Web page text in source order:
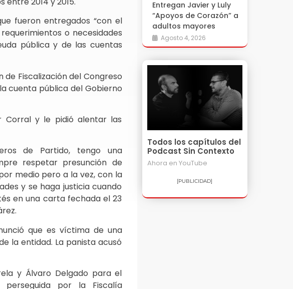
fueron entregados “con el
o necesidades
pública y de las cuentas
Fiscalización del Congreso
cuenta pública del Gobierno
Corral y le pidió alentar las
de Partido, tengo una
respetar presunción de
medio pero a la vez, con la
y se haga justicia cuando
en una carta fechada el 23
que es víctima de una
la entidad. La panista acusó
y Álvaro Delgado para el
perseguida por la Fiscalía
Entregan Javier y Luly
“Apoyos de Corazón” a
adultos mayores
Agosto 4, 2026
Todos los capítulos del
Podcast Sin Contexto
Ahora en YouTube
[PUBLICIDAD]